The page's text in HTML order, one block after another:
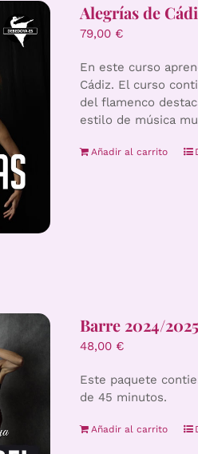
Alegrías de
79,00 €
En este curso
Cádiz. El curso
del flamenco
estilo de música
Añadir al carrito
Barre 2024/2025
48,00 €
Este paquete
de 45 minutos.
Añadir al carrito